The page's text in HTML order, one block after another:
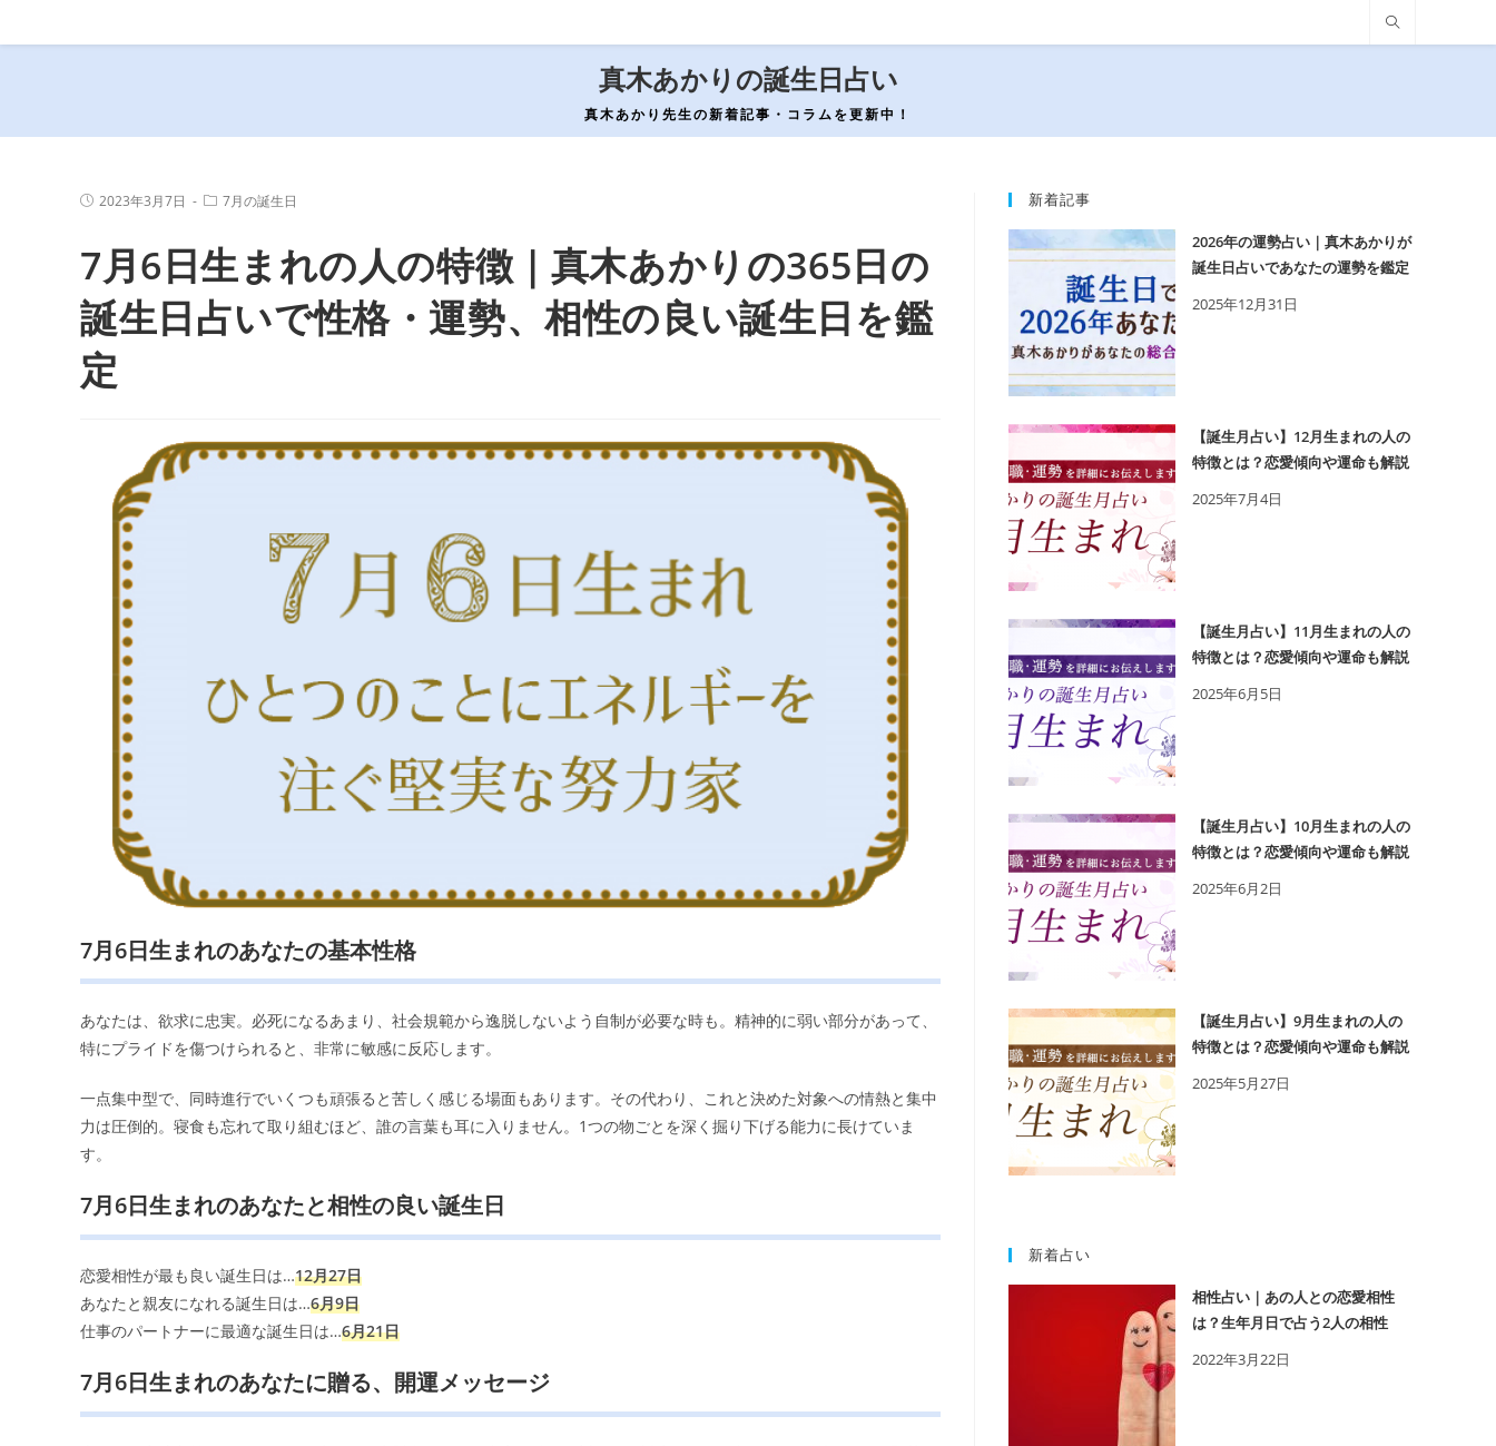
ン
真木あかりの誕生日占い
真木あかり先生の新着記事・コラムを更新中！
投
開
日:
2023年3月7日
投
テ
ゴ
リ
ー:
7月の誕生日
7月6日生まれの人の特徴｜真木あかりの365日の
誕生日占いで性格・運勢、相性の良い誕生日を鑑
定
7月6日生まれのあなたの基本性格
あなたは、欲求に忠実。必死になるあまり、社会規範から逸脱しないよう自制が必要な時も。精神的に弱い部分があって、
特にプライドを傷つけられると、非常に敏感に反応します。
一点集中型で、同時進行でいくつも頑張ると苦しく感じる場面もあります。その代わり、これと決めた対象への情熱と集中
力は圧倒的。寝食も忘れて取り組むほど、誰の言葉も耳に入りません。1つの物ごとを深く掘り下げる能力に長けていま
す。
7月6日生まれのあなたと相性の良い誕生日
恋愛相性が最も良い誕生日は…12月27日
あなたと親友になれる誕生日は…6月9日
仕事のパートナーに最適な誕生日は…6月21日
7月6日生まれのあなたに贈る、開運メッセージ
新着記事
2026年の運勢占い｜真木あかりが
誕生日占いであなたの運勢を鑑定
2025年12月31日
【誕生月占い】12月生まれの人の
特徴とは？恋愛傾向や運命も解説
2025年7月4日
【誕生月占い】11月生まれの人の
特徴とは？恋愛傾向や運命も解説
2025年6月5日
【誕生月占い】10月生まれの人の
特徴とは？恋愛傾向や運命も解説
2025年6月2日
【誕生月占い】9月生まれの人の
特徴とは？恋愛傾向や運命も解説
2025年5月27日
新着占い
相性占い｜あの人との恋愛相性
は？生年月日で占う2人の相性
2022年3月22日